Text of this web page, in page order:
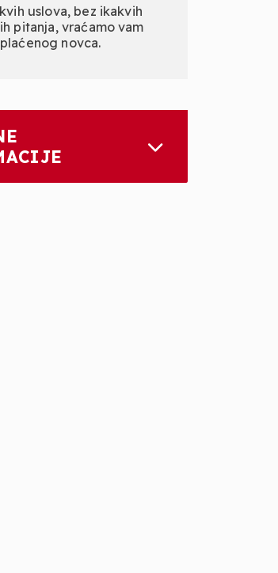
uslova, bez ikakvih
pitanja, vraćamo vam
novca.